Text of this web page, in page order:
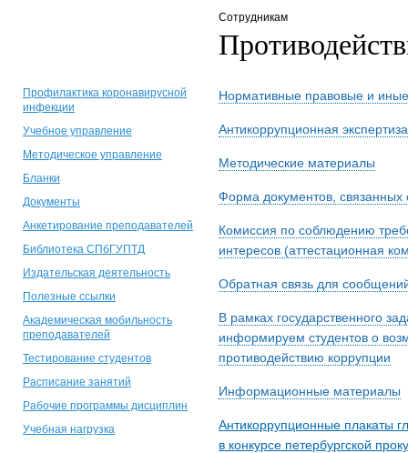
Сотрудникам
Профилактика коронавирусной
инфекции
Учебное управление
Методическое управление
Бланки
Документы
Анкетирование преподавателей
Библиотека СПбГУПТД
Издательская деятельность
Полезные ссылки
Академическая мобильность
преподавателей
Тестирование студентов
Расписание занятий
Рабочие программы дисциплин
Учебная нагрузка
Нормативные правовые и
Антикоррупционная экспертиза
Методические материалы
Форма документов, связанных
Комиссия по соблюдению
интересов (аттестационная
Обратная связь для
В рамках государственного
информируем студентов о
противодействию коррупции
Информационные материалы
Антикоррупционные плакаты
в конкурсе петербургской